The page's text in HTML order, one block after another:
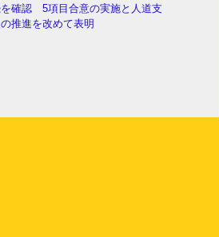
確認 5項目合意の実施と人道支
推進を改めて表明